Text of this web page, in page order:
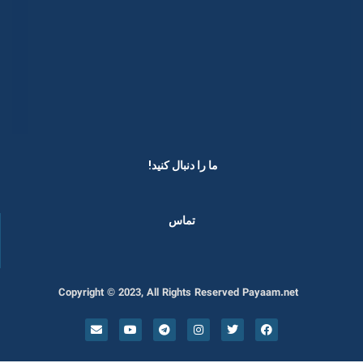
ما را دنبال کنید! ​
تماس
Copyright © 2023, All Rights Reserved Payaam.net